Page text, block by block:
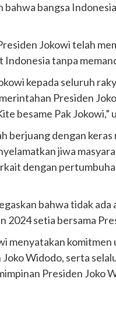
bangsa
Jokowi telah
tanpa
kepada seluruh
Presiden
besame Pak Jokowi,”
berjuang dengan keras
jiwa
dengan
bahwa tidak ada
2024 setia bersama
menyatakan
Widodo, serta
Presiden Joko